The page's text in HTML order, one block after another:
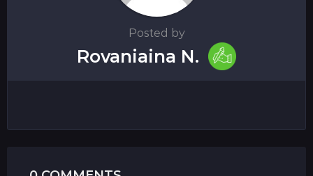
Posted by
Rovaniaina N.